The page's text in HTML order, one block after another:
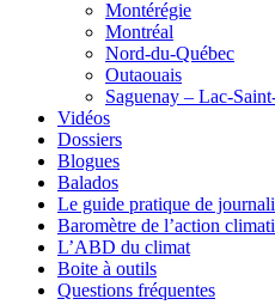
Montérégie
Montréal
Nord-du-Québec
Outaouais
Saguenay – Lac-
Vidéos
Dossiers
Blogues
Balados
Le guide pratique de
Baromètre de l’action
L’ABD du climat
Boite à outils
Questions fréquentes